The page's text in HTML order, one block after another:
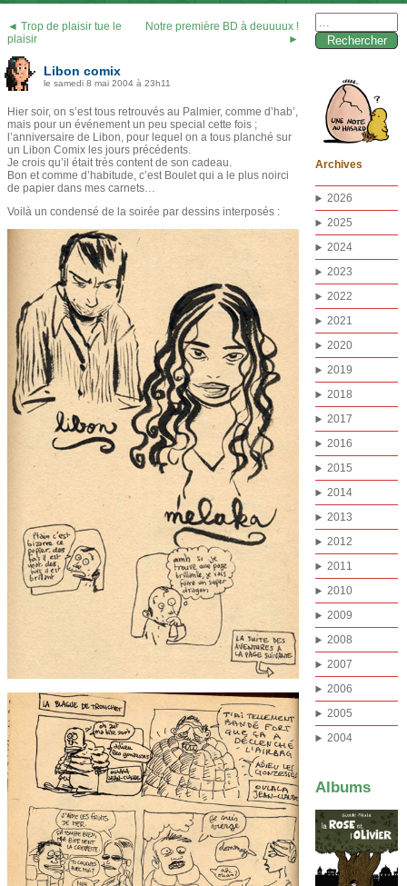
◄ Trop de plaisir tue le
plaisir
Notre première BD à deuuuux !
►
Libon comix
le samedi 8 mai 2004 à 23h11
Hier soir, on s’est tous retrouvés au Palmier, comme d’hab’,
mais pour un événement un peu special cette fois ;
l’anniversaire de Libon, pour lequel on a tous planché sur
un Libon Comix les jours précédents.
Je crois qu’il était très content de son cadeau.
Bon et comme d’habitude, c’est Boulet qui a le plus noirci
de papier dans mes carnets…
Voilà un condensé de la soirée par dessins interposés :
Archives
2026
2025
2024
2023
2022
2021
2020
2019
2018
2017
2016
2015
2014
2013
2012
2011
2010
2009
2008
2007
2006
2005
2004
Albums